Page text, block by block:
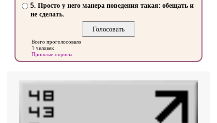
5. Просто у него манера поведения такая: обещать и
не сделать.
Всего проголосовало
1 человек
Прошлые опросы